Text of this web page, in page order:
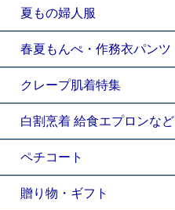
夏もの婦人服
春夏もんぺ・作務衣パンツ
クレープ肌着特集
白割烹着 給食エプロンなど
ペチコート
贈り物・ギフト